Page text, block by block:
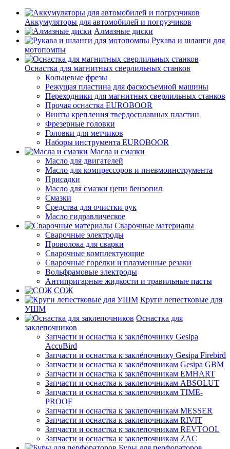
Аккумуляторы для автомобилей и погрузчиков
Алмазные диски
Рукава и шланги для
мотопомпы
Оснастка для магнитных сверлильных станков
Кольцевые фрезы
Режущая пластина для фаскосъемной машины
Переходники для магнитных сверлильных станков
Прочая оснастка EUROBOOR
Винты крепления твердосплавных пластин
Фрезерные головки
Головки для метчиков
Наборы инструмента EUROBOOR
Масла и смазки
Масло для двигателей
Масло для компрессоров и пневмоинструмента
Присадки
Масло для смазки цепи бензопил
Смазки
Средства для очистки рук
Масло гидравлическое
Сварочные материалы
Сварочные электроды
Проволока для сварки
Сварочные комплектующие
Сварочные горелки и плазменные резаки
Вольфрамовые электроды
Антипригарные жидкости и травильные пасты
СОЖ
Круги лепестковые для
УШМ
Оснастка для
заклепочников
Запчасти и оснастка к заклёпочнику Gesipa
AccuBird
Запчасти и оснастка к заклёпочнику Gesipa Firebird
Запчасти и оснастка к заклёпочникам Gesipa GBM
Запчасти и оснастка к заклёпочникам EMHART
Запчасти и оснастка к заклепочникам ABSOLUT
Запчасти и оснастка к заклепочникам TIME-
PROOF
Запчасти и оснастка к заклепочникам MESSER
Запчасти и оснастка к заклепочникам RIVIT
Запчасти и оснастка к заклепочникам REVTOOL
Запчасти и оснастка к заклепочникам ZAC